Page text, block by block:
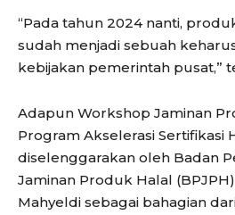
“Pada tahun 2024 nanti,
sudah menjadi sebuah
kebijakan pemerintah pusat,”
Adapun Workshop Jaminan
Program Akselerasi Sertifikasi
diselenggarakan oleh Badan
Jaminan Produk Halal
Mahyeldi sebagai bahagian